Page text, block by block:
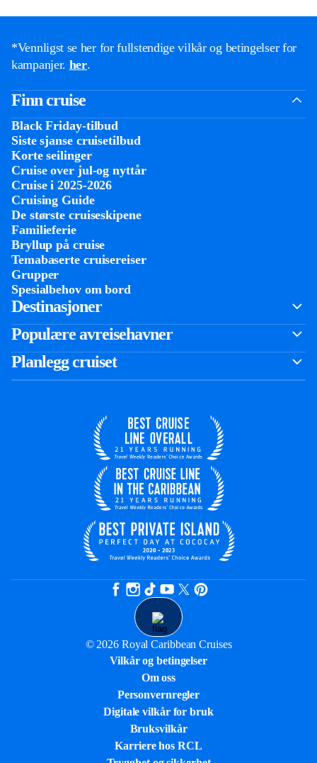
*Vennligst se her for fullstendige vilkår og betingelser for
kampanjer. her.
Finn cruise
Black Friday-tilbud
Siste sjanse cruisetilbud
Korte seilinger
Cruise over jul-og nyttår
Cruise i 2025-2026
Cruising Guide
De største cruiseskipene
Familieferie
Bryllup på cruise
Temabaserte cruisereiser
Grupper
Spesialbehov om bord
Destinasjoner
Populære avreisehavner
Planlegg cruiset
© 2026 Royal Caribbean Cruises
Vilkår og betingelser
Om oss
Personvernregler
Digitale vilkår for bruk
Bruksvilkår
Karriere hos RCL